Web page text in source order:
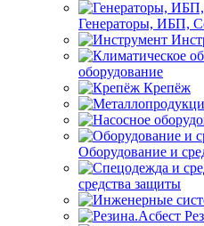
Генераторы, ИБП,
оборудование
Крепёж
Оборудование и
средства защиты